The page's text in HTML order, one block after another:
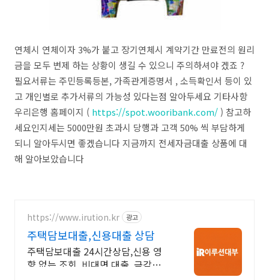
연체시 연체이자 3%가 붙고 장기연체시 계약기간 만료전의 원리
금을 모두 변제 하는 상황이 생길 수 있으니 주의하셔야 겠죠 ?
필요서류는 주민등록등본, 가족관게증명서 , 소득확인서 등이 있
고 개인별로 추가서류의 가능성 있다는점 알아두세요 기타사항
우리은행 홈페이지 ( https://spot.wooribank.com/) 참고하
세요인지세는 5000만원 초과시 당행과 고객 50% 씩 부담하게
되니 알아두시면 좋겠습니다 지금까지 전세자금대출 상품에 대
해 알아보았습니다
https://www.irution.kr 광고
주택담보대출,신용대출 상담
주택담보대출 24시간상담,신용 영
향 없는 조회, 비대면 대출 ,금감원